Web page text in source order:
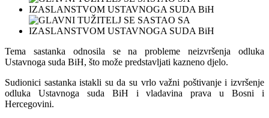
Tema sastanka odnosila se na probleme neizvršenja odluka
Ustavnoga suda BiH, što može predstavljati kazneno djelo.
Sudionici sastanka istakli su da su vrlo važni poštivanje i izvršenje
odluka Ustavnoga suda BiH i vladavina prava u Bosni i
Hercegovini.